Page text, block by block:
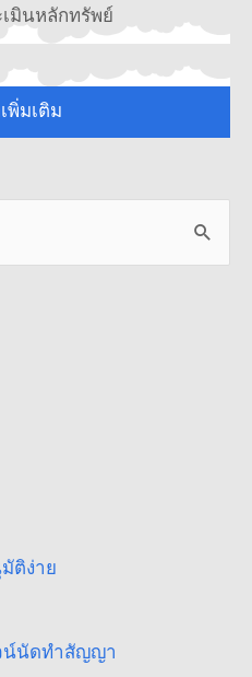
มินหลักทรัพย์
พิ่มเติม
ติง่าย
น์นัดทำสัญญา